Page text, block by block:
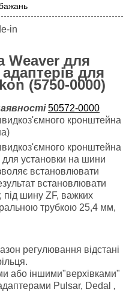
in
Weaver для
для
(5750-0000)
50572-0000
кронштейна
кронштейна
для установки на шини
встановлювати
встановлювати
під шину ZF, важких
трубкою 25,4 мм,
регулювання відстані
або іншими"верхівками"
Pulsar, Dedal ,